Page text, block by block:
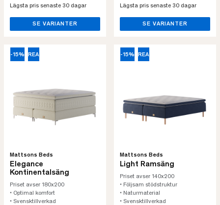
Lägsta pris senaste 30 dagar
SE VARIANTER
Lägsta pris senaste 30 dagar
SE VARIANTER
-15% REA
Mattsons Beds
Elegance
Kontinentalsäng
Priset avser 180x200
• Optimal komfort
• Svensktillverkad
-15% REA
Mattsons Beds
Light Ramsäng
Priset avser 140x200
• Följsam stödstruktur
• Naturmaterial
• Svensktillverkad